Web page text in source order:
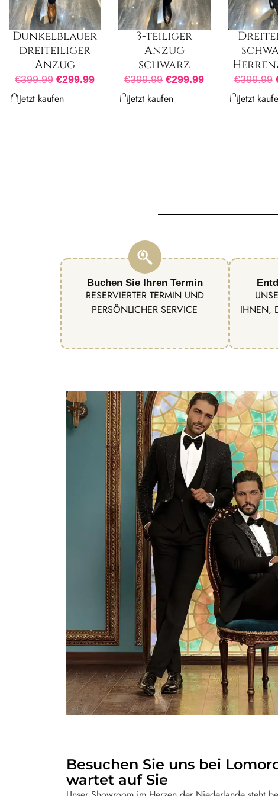
Dunkelblauer
dreiteiliger
Anzug
€399.99 €299.99
Jetzt kaufen
3-teiliger
Anzug
schwarz
€399.99 €299.99
Jetzt kaufen
€399.99
Jetzt
Buchen Sie Ihren Termin
RESERVIERTER TERMIN UND
PERSÖNLICHER SERVICE
IHNEN,
Besuchen Sie uns bei
wartet auf Sie